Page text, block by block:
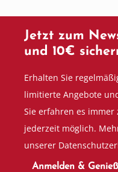
Jetzt zum
und 10€
Erhalten Sie
limitierte Angebote
Sie erfahren es
jederzeit möglich.
unserer
Anmelden &